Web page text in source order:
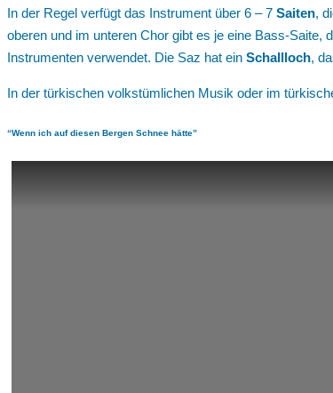
In der Regel verfügt das Instrument über 6 – 7 Saiten,
oberen und im unteren Chor gibt es je eine Bass-Saite,
Instrumenten verwendet. Die Saz hat ein Schallloch,
In der türkischen volkstümlichen Musik oder im
“Wenn ich auf diesen Bergen Schnee hätte”